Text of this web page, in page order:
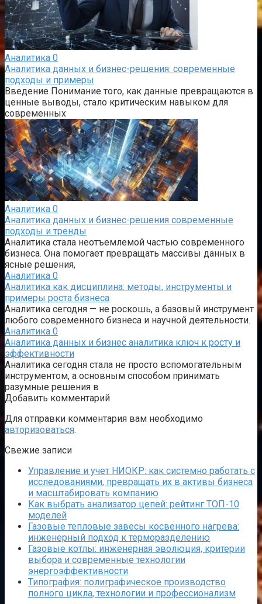
Аналитика 0
Аналитика данных и бизнес-решения: современные
подходы и примеры
Введение Понимание того, как данные превращаются в
ценные выводы, стало критическим навыком для
современных
Аналитика 0
Аналитика данных и бизнес-решения современные
подходы и тренды
Аналитика стала неотъемлемой частью современного
бизнеса. Она помогает превращать массивы данных в
ясные решения,
Аналитика 0
Аналитика как дисциплина: методы, инструменты и
примеры роста бизнеса
Аналитика сегодня — не роскошь, а базовый инструмент
любого современного бизнеса и научной деятельности.
Аналитика 0
Аналитика данных и бизнес аналитика ключ к росту и
эффективности
Аналитика сегодня стала не просто вспомогательным
инструментом, а основным способом принимать
разумные решения в
Добавить комментарий
Для отправки комментария вам необходимо
авторизоваться.
Свежие записи
Управление и учет НИОКР: как системно работать с
исследованиями, превращать их в активы бизнеса
и масштабировать компанию
Как выбрать анализатор цепей: рейтинг ТОП-10
моделей
Газовые тепловые завесы косвенного нагрева:
инженерный подход к терморазделению
Газовые котлы: инженерная эволюция, критерии
выбора и современные технологии
энергоэффективности
Типография: полиграфическое производство
полного цикла, технологии и профессионализм